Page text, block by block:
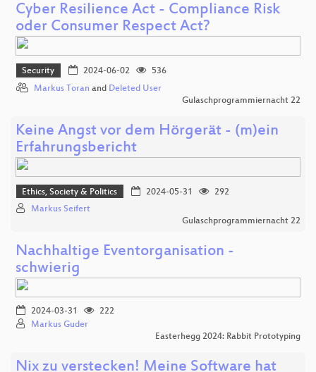
Cyber Resilience Act - Compliance Risk
oder Consumer Respect Act?
Security 2024-06-02
536
Markus Toran and Deleted User
Gulaschprogrammiernacht 22
Keine Angst vor dem Hörgerät - (m)ein
Erfahrungsbericht
Ethics, Society & Politics 2024-05-31
292
Markus Seifert
Gulaschprogrammiernacht 22
Nachhaltige Eventorganisation -
schwierig
2024-03-31
222
Markus Guder
Easterhegg 2024: Rabbit Prototyping
Nix zu verstecken! Meine Software hat